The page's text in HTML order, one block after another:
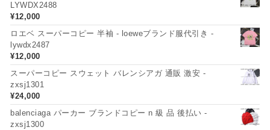
LYWDX2488
¥12,000
ロエベ スーパーコピー 半袖 - loeweブランド服代引き -
lywdx2487
¥12,000
スーパーコピー スウェット バレンシアガ 通販 激安 -
zxsj1301
¥24,000
balenciaga パーカー ブランドコピー n 級 品 後払い -
zxsj1300